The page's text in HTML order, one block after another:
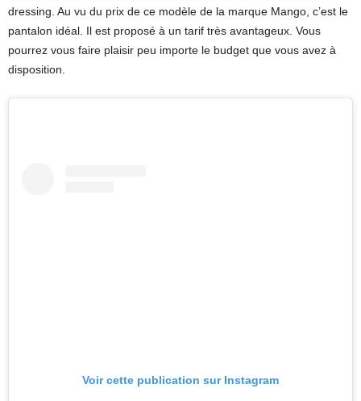
dressing. Au vu du prix de ce modèle de la marque Mango, c’est le
pantalon idéal. Il est proposé à un tarif très avantageux. Vous
pourrez vous faire plaisir peu importe le budget que vous avez à
disposition.
Voir cette publication sur Instagram